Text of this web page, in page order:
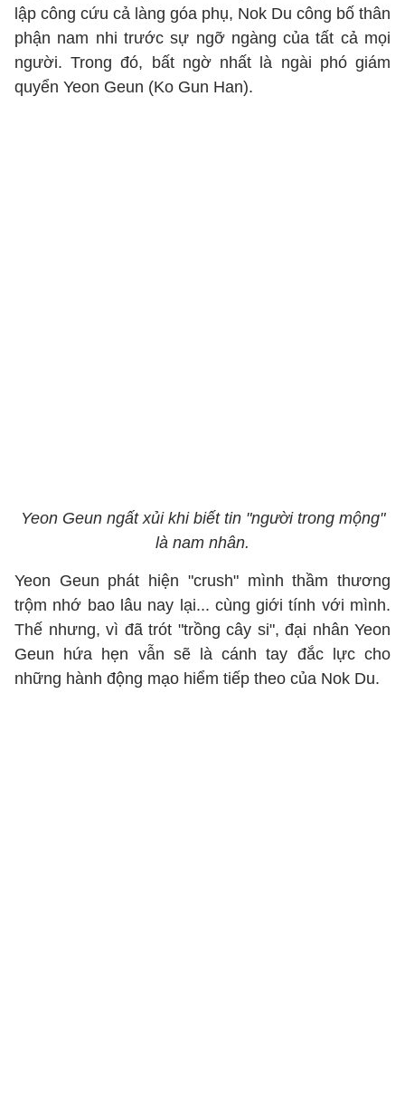
lập công cứu cả làng góa phụ, Nok Du công bố thân
phận nam nhi trước sự ngỡ ngàng của tất cả mọi
người. Trong đó, bất ngờ nhất là ngài phó giám
quyển Yeon Geun (Ko Gun Han).
Yeon Geun ngất xủi khi biết tin "người trong mộng"
là nam nhân.
Yeon Geun phát hiện "crush" mình thầm thương
trộm nhớ bao lâu nay lại... cùng giới tính với mình.
Thế nhưng, vì đã trót "trồng cây si", đại nhân Yeon
Geun hứa hẹn vẫn sẽ là cánh tay đắc lực cho
những hành động mạo hiểm tiếp theo của Nok Du.